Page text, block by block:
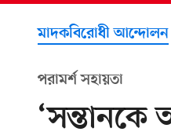
মাদকবিরোধী আন্দোলন
পরামর্শ সহায়তা
‘সন্তানকে